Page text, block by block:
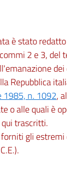
è stato
2 e 3, del
Repubblica
1985, n. 1092,
o alle quali è
trascritti.
gli